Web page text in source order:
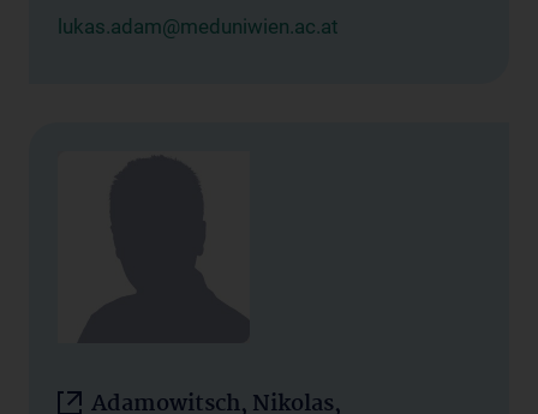
lukas.adam@meduniwien.ac.at
Adamowitsch, Nikolas,